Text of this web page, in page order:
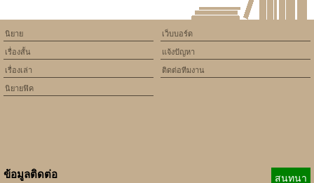
เว็บบอร์ด
แจ้งปัญหา
ติดต่อทีมงาน
นิยาย
เรื่องสั้น
เรื่องเล่า
นิยายฟิค
ข้อมูลติดต่อ สนทนา